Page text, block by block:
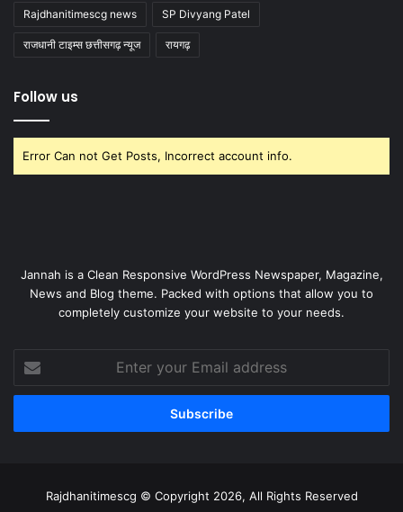
Rajdhanitimescg news SP Divyang Patel
राजधानी टाइम्स छत्तीसगढ़ न्यूज रायगढ़
Follow us
Error Can not Get Posts, Incorrect account info.
Jannah is a Clean Responsive WordPress Newspaper, Magazine,
News and Blog theme. Packed with options that allow you to
completely customize your website to your needs.
your
Email
Rajdhanitimescg © Copyright 2026, All Rights Reserved